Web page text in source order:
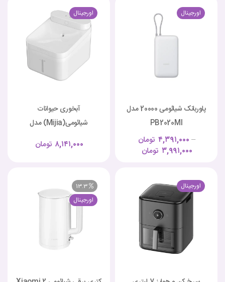
اورجینال
پاوربانک شیائومی 20000 مدل
PB2020MI
تومان ۴,۳۹۱,۰۰۰ –
تومان ۳,۹۹۱,۰۰۰
اورجینال
آبخوری حیوانات
شیائومی(Mijia) مدل
تومان ۸,۱۴۱,۰۰۰
اورجینال
13.3
اورجینال